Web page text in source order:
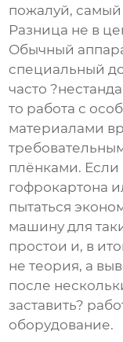
пожалуй,
Разница не в
Обычный
специальный
часто
то работа с
материалами
плёнками. Если
гофрокартона
пытаться
машину для
простои и, в
не теория, а
после
заставить?
оборудование.